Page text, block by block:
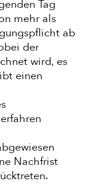
Tag
mehr als
ab
der
wird, es
einen
Nachfrist